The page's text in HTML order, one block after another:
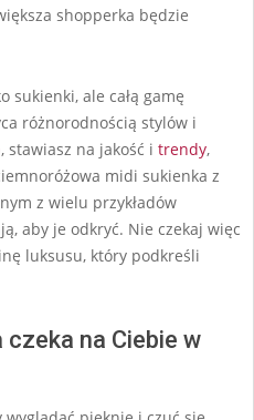
shopperka będzie
sukienki, ale całą gamę
różnorodnością stylów i
, stawiasz na jakość i trendy,
midi sukienka z
z wielu przykładów
aby je odkryć. Nie czekaj więc
luksusu, który podkreśli
na Ciebie w